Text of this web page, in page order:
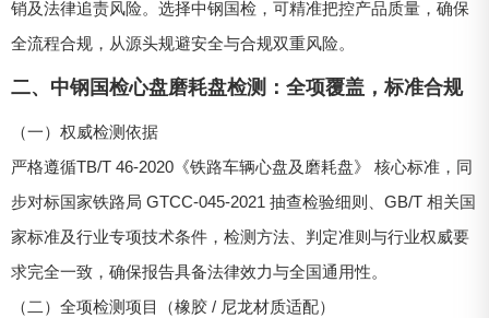
销及法律追责风险。选择中钢国检，可精准把控产品质量，确保
全流程合规，从源头规避安全与合规双重风险。
二、中钢国检心盘磨耗盘检测：全项覆盖，标准合规
（一）权威检测依据
严格遵循TB/T 46-2020《铁路车辆心盘及磨耗盘》 核心标准，同
步对标国家铁路局 GTCC-045-2021 抽查检验细则、GB/T 相关国
家标准及行业专项技术条件，检测方法、判定准则与行业权威要
求完全一致，确保报告具备法律效力与全国通用性。
（二）全项检测项目（橡胶 / 尼龙材质适配）